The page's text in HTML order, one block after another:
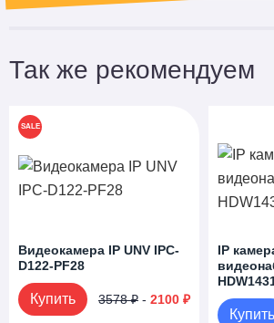
Так же рекомендуем
SALE
Видеокамера IP UNV IPC-
D122-PF28
Купить 3578 ₽ - 2100 ₽
IP
Купить